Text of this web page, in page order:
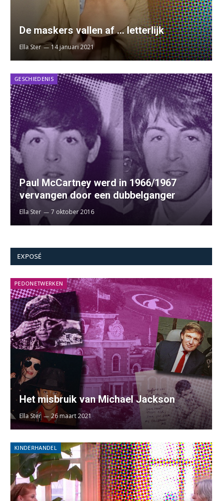
De maskers vallen af … letterlijk
Ella Ster 14 januari 2021
GESCHIEDENIS
Paul McCartney werd in 1966/1967
vervangen door een dubbelganger
Ella Ster 7 oktober 2016
EXPOSÉ
PEDONETWERKEN
Het misbruik van Michael Jackson
Ella Ster 26 maart 2021
KINDERHANDEL